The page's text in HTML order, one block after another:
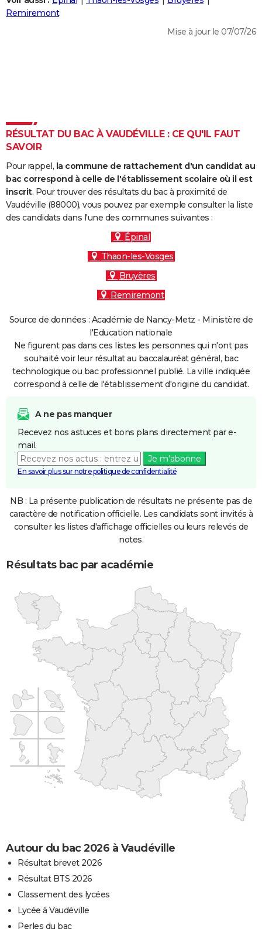
Destinations
City break
Voyage nature
Voyage de noces
Forum
Climat
+
PHOTO
Dictionnaire
Biographies
Citations
Expressions
Proverbes
PROGRAMME TV
S'inscrire
Se connecter
Lycées
Collèges
Primaires
Universités
Entreprises
Service militaire
Avis de recherche
AVIS DE DÉCÈS
FORUM
Remiremont
Mise à jour le 07/07/26
RÉSULTAT DU BAC À VAUDÉVILLE : CE QU'IL FAUT
SAVOIR
Pour rappel, la commune de rattachement d'un candidat au
bac correspond à celle de l'établissement scolaire où il est
inscrit. Pour trouver des résultats du bac à proximité de
Vaudéville (88000), vous pouvez par exemple consulter la liste
des candidats dans l'une des communes suivantes :
Épinal
Thaon-les-Vosges
Bruyères
Remiremont
Source de données : Académie de Nancy-Metz - Ministère de
l'Education nationale
Ne figurent pas dans ces listes les personnes qui n'ont pas
souhaité voir leur résultat au baccalauréat général, bac
technologique ou bac professionnel publié. La ville indiquée
correspond à celle de l'établissement d'origine du candidat.
A ne pas manquer
Recevez nos astuces et bons plans directement par e-
mail.
Je m'abonne
En savoir plus sur notre politique de confidentialité
NB : La présente publication de résultats ne présente pas de
caractère de notification officielle. Les candidats sont invités à
consulter les listes d'affichage officielles ou leurs relevés de
notes.
Résultats bac par académie
Autour du bac 2026 à Vaudéville
Résultat brevet 2026
Résultat BTS 2026
Classement des lycées
Lycée à Vaudéville
Perles du bac